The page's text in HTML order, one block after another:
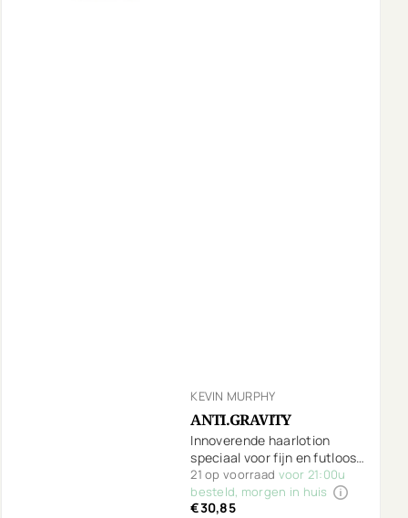
KEVIN MURPHY
ANTI.GRAVITY
Innoverende haarlotion
speciaal voor fijn en futloos
haar.
21 op voorraad voor 21:00u
besteld, morgen in huis
€30,85